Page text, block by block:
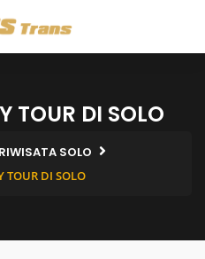
TOUR DI SOLO
SOLO
TOUR DI SOLO